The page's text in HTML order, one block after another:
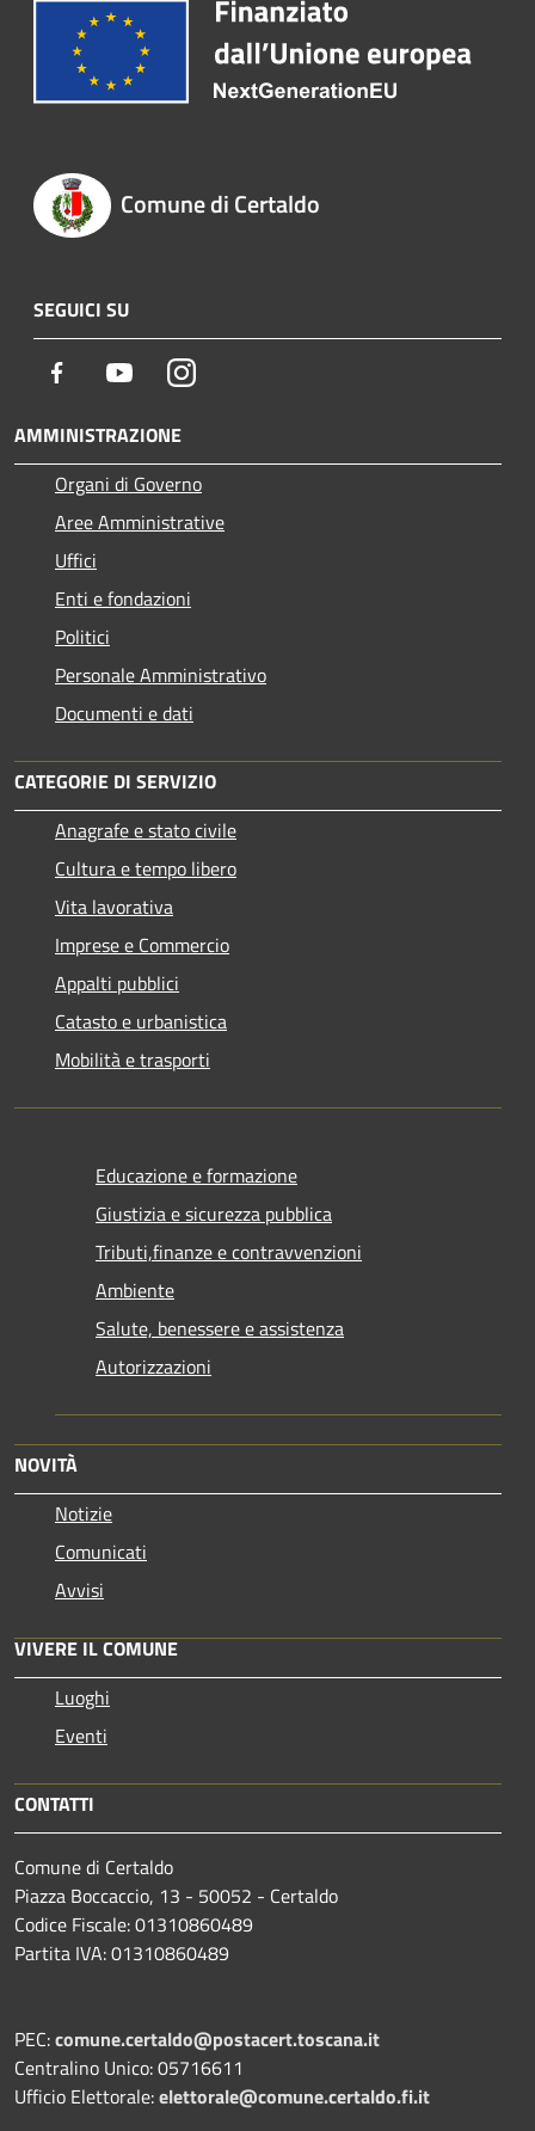
Comune di Certaldo
SEGUICI SU
Facebook YoutubeInstagram
AMMINISTRAZIONE
Organi di Governo
Aree Amministrative
Uffici
Enti e fondazioni
Politici
Personale Amministrativo
Documenti e dati
CATEGORIE DI SERVIZIO
Anagrafe e stato civile
Cultura e tempo libero
Vita lavorativa
Imprese e Commercio
Appalti pubblici
Catasto e urbanistica
Mobilità e trasporti
Educazione e formazione
Giustizia e sicurezza pubblica
Tributi,finanze e contravvenzioni
Ambiente
Salute, benessere e assistenza
Autorizzazioni
NOVITÀ
Notizie
Comunicati
Avvisi
VIVERE IL COMUNE
Luoghi
Eventi
CONTATTI
Comune di Certaldo
Piazza Boccaccio, 13 - 50052 - Certaldo
Codice Fiscale: 01310860489
Partita IVA: 01310860489
PEC:comune.certaldo@postacert.toscana.it
Centralino Unico: 05716611
Ufficio Elettorale:elettorale@comune.certaldo.fi.it